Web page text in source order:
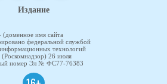
Издание
(доменное имя сайта
федеральной службой
технологий
26 июля
номер Эл № ФС77-76383